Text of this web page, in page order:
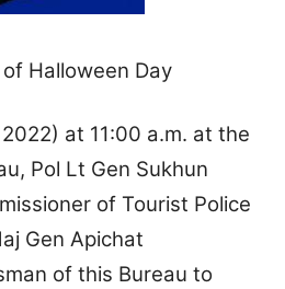
Halloween Day
at 11:00 a.m. at the
Pol Lt Gen Sukhun
of Tourist Police
Gen Apichat
of this Bureau to